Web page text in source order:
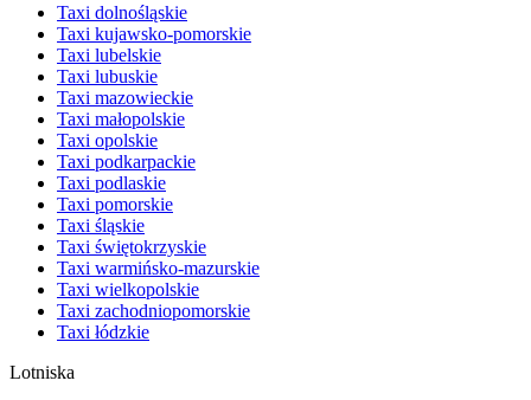
Taxi dolnośląskie
Taxi kujawsko-pomorskie
Taxi lubelskie
Taxi lubuskie
Taxi mazowieckie
Taxi małopolskie
Taxi opolskie
Taxi podkarpackie
Taxi podlaskie
Taxi pomorskie
Taxi śląskie
Taxi świętokrzyskie
Taxi warmińsko-mazurskie
Taxi wielkopolskie
Taxi zachodniopomorskie
Taxi łódzkie
Lotniska